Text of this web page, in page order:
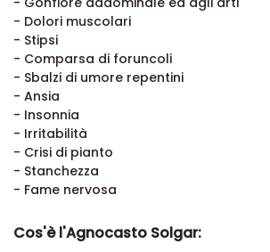
- Dolori muscolari
- Stipsi
- Comparsa di foruncoli
- Sbalzi di umore repentini
- Ansia
- Insonnia
- Irritabilità
- Crisi di pianto
- Stanchezza
- Fame nervosa
Cos'è l'Agnocasto Solgar: